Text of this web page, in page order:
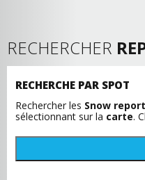
RECHERCHER
RECHERCHE PAR SPOT
Rechercher les Snow
sélectionnant sur la carte.